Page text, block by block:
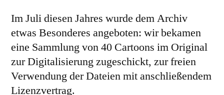
Im Juli diesen Jahres wurde dem Archiv
etwas Besonderes angeboten: wir bekamen
eine Sammlung von 40 Cartoons im Original
zur Digitalisierung zugeschickt, zur freien
Verwendung der Dateien mit anschließendem
Lizenzvertrag.